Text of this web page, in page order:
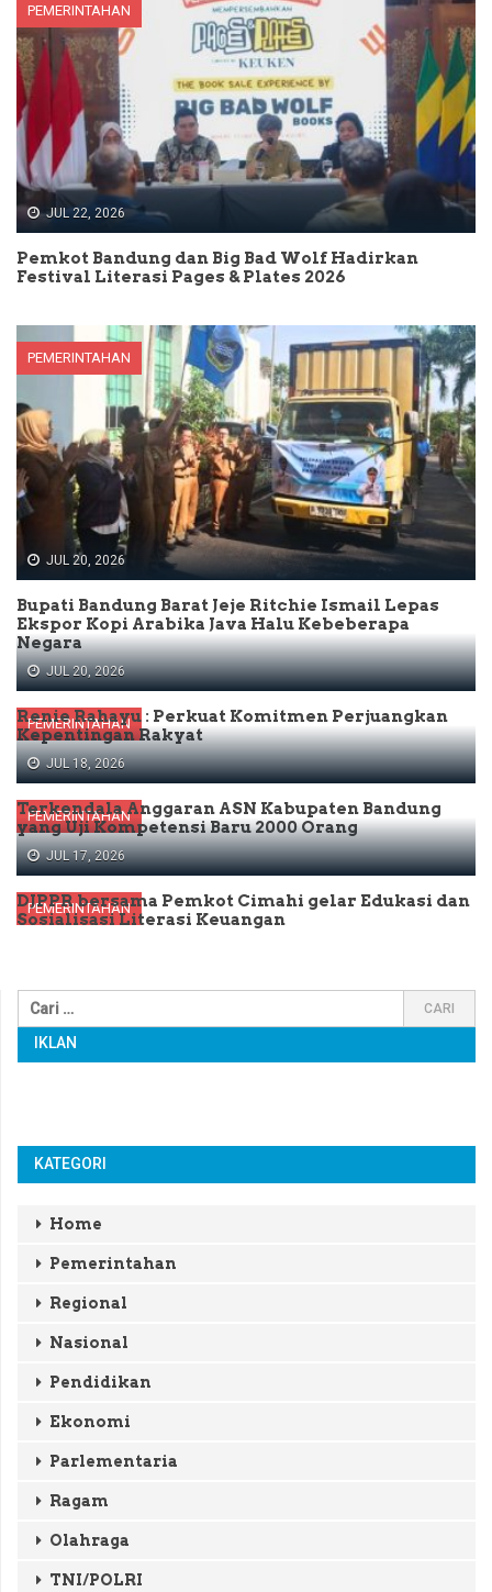
PEMERINTAHAN
JUL 22, 2026
Pemkot Bandung dan Big Bad Wolf Hadirkan
Festival Literasi Pages & Plates 2026
PEMERINTAHAN
JUL 20, 2026
Bupati Bandung Barat Jeje Ritchie Ismail Lepas
Ekspor Kopi Arabika Java Halu Kebeberapa
Negara
PEMERINTAHAN
JUL 20, 2026
Renie Rahayu : Perkuat Komitmen Perjuangkan
Kepentingan Rakyat
PEMERINTAHAN
JUL 18, 2026
Terkendala Anggaran ASN Kabupaten Bandung
yang Uji Kompetensi Baru 2000 Orang
PEMERINTAHAN
JUL 17, 2026
DJPPR bersama Pemkot Cimahi gelar Edukasi dan
Sosialisasi Literasi Keuangan
IKLAN
KATEGORI
Home
Pemerintahan
Regional
Nasional
Pendidikan
Ekonomi
Parlementaria
Ragam
Olahraga
TNI/POLRI